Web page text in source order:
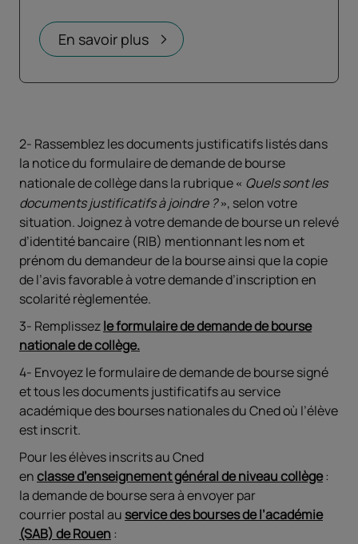
En savoir plus
Ouvrir dans un nouvel onglet
2- Rassemblez les documents justificatifs listés dans
la notice du formulaire de demande de bourse
nationale de collège dans la rubrique
Quels sont les
documents justificatifs à joindre ? , selon votre
situation. Joignez à votre demande de bourse un relevé
d’identité bancaire (RIB) mentionnant les nom et
prénom du demandeur de la bourse ainsi que la copie
de l’avis favorable à votre demande d’inscription en
scolarité règlementée.
3- Remplissezleformulaire de demande de bourse
nationale de collège.
4- Envoyez le formulaire de demande de bourse signé
et tous les documents justificatifs au service
académique des bourses nationales du Cned où l’élève
est inscrit.
Pour les élèves inscrits au Cned
enclasse d’enseignement général de niveau collège:
la demande de bourse sera à envoyer par
courrier postal auservice des bourses de l’académie
(SAB) de Rouen: